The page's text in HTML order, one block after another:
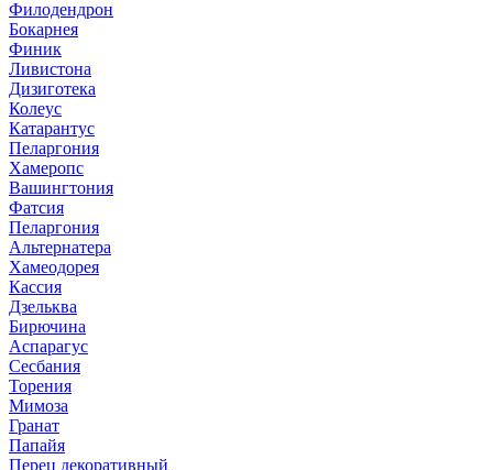
Филодендрон
Бокарнея
Финик
Ливистона
Дизиготека
Колеус
Катарантус
Пеларгония
Хамеропс
Вашингтония
Фатсия
Пеларгония
Альтернатера
Хамеодорея
Кассия
Дзельква
Бирючина
Аспарагус
Сесбания
Торения
Мимоза
Гранат
Папайя
Перец декоративный